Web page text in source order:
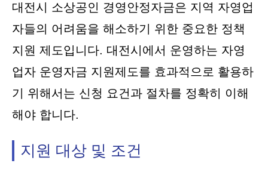
대전시 소상공인 경영안정자금은 지역 자영업
자들의 어려움을 해소하기 위한 중요한 정책
지원 제도입니다. 대전시에서 운영하는 자영
업자 운영자금 지원제도를 효과적으로 활용하
기 위해서는 신청 요건과 절차를 정확히 이해
해야 합니다.
지원 대상 및 조건